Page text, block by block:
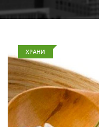
ХРАНИ